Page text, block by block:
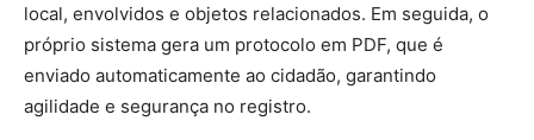
local, envolvidos e objetos relacionados. Em seguida, o
próprio sistema gera um protocolo em PDF, que é
enviado automaticamente ao cidadão, garantindo
agilidade e segurança no registro.